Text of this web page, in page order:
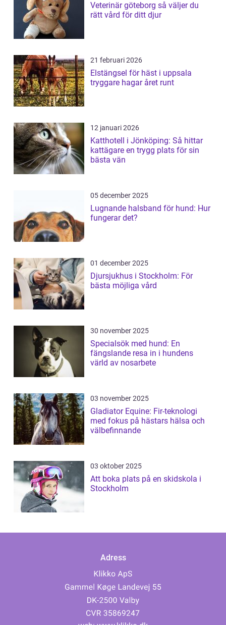
Veterinär göteborg så väljer du
rätt vård för ditt djur
21 februari 2026
Elstängsel för häst i uppsala
tryggare hagar året runt
12 januari 2026
Katthotell i Jönköping: Så hittar
kattägare en trygg plats för sin
bästa vän
05 december 2025
Lugnande halsband för hund: Hur
fungerar det?
01 december 2025
Djursjukhus i Stockholm: För
bästa möjliga vård
30 november 2025
Specialsök med hund: En
fängslande resa in i hundens
värld av nosarbete
03 november 2025
Gladiator Equine: Fir-teknologi
med fokus på hästars hälsa och
välbefinnande
03 oktober 2025
Att boka plats på en skidskola i
Stockholm
Adress